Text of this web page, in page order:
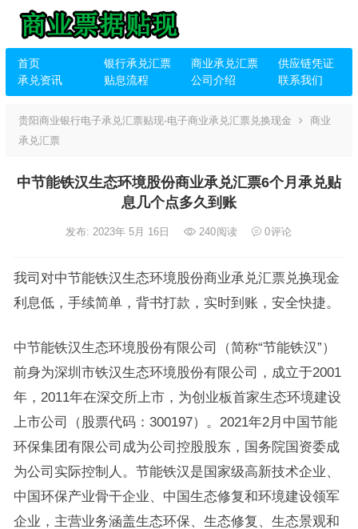
首页 银行承兑汇票 商业承兑汇票
供应链凭证
承兑资讯
贴息流程 公司介绍 联系我们
贵阳商业银行电子承兑汇票贴现-电子商业承兑汇票兑换现金
商业
承兑汇票
中节能铁汉生态环境股份商业承兑汇票6个月承兑贴
息几个点多久到账
发布: 2023年 5月 16日 240阅读 0评论
我司对中节能铁汉生态环境股份商业承兑汇票兑换现金
利息低，手续简单，背书打款，实时到账，安全快捷。
中节能铁汉生态环境股份有限公司（简称“节能铁汉”）
前身为深圳市铁汉生态环境股份有限公司，成立于2001
年，2011年在深交所上市，为创业板首家生态环境建设
上市公司（股票代码：300197）。2021年2月中国节能
环保集团有限公司成为公司控股股东，国务院国资委成
为公司实际控制人。节能铁汉是国家级高新技术企业、
中国环保产业骨干企业、中国生态修复和环境建设领军
企业，主营业务涵盖生态环保、生态修复、生态景观和